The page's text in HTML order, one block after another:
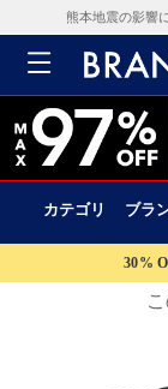
熊本地震の影響
カテゴリ ブラ
30%